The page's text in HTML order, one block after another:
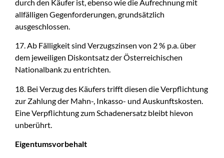
durch den Käufer ist, ebenso wie die Aufrechnung mit
allfälligen Gegenforderungen, grundsätzlich
ausgeschlossen.
17. Ab Fälligkeit sind Verzugszinsen von 2 % p.a. über
dem jeweiligen Diskontsatz der Österreichischen
Nationalbank zu entrichten.
18. Bei Verzug des Käufers trifft diesen die Verpflichtung
zur Zahlung der Mahn-, Inkasso- und Auskunftskosten.
Eine Verpflichtung zum Schadenersatz bleibt hievon
unberührt.
Eigentumsvorbehalt